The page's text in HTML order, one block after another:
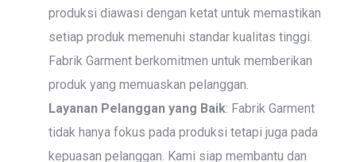
produksi diawasi dengan ketat untuk memastikan
setiap produk memenuhi standar kualitas tinggi.
Fabrik Garment berkomitmen untuk memberikan
produk yang memuaskan pelanggan.
Layanan Pelanggan yang Baik: Fabrik Garment
tidak hanya fokus pada produksi tetapi juga pada
kepuasan pelanggan. Kami siap membantu dan